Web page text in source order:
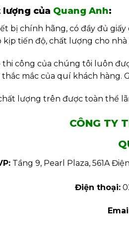
lượng của Quang Anh:
bị chính hãng, có đầy đủ
kịp tiến độ, chất lượng cho
thi công của chúng tôi luôn
mắc của quí khách hàng.
lượng trên được toàn thể
CÔNG TY
Tầng 9, Pearl Plaza, 561A
Điện thoại: